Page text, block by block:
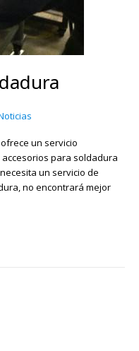
un servicio
para soldadura
un servicio de
no encontrará mejor